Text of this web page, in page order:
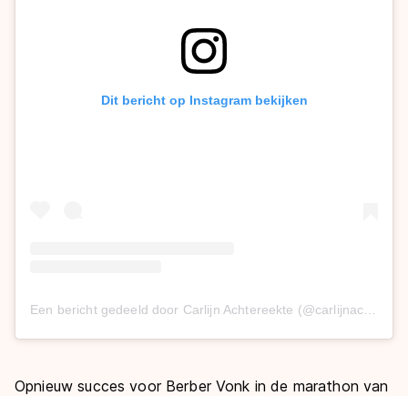
Dit bericht op Instagram bekijken
Opnieuw succes voor Berber Vonk in de marathon van